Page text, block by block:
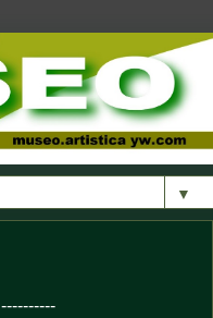
▼
----------